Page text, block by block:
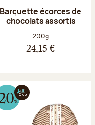
Barquette écorces de
chocolats assortis
Poids net :
290g
24,15 €